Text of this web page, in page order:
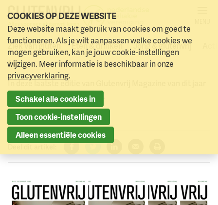
Naar menu Naar hoofdinhoud
Ziek van gluten Eten & drinken Jong & glutenvrij
Glutenvrij Magazine 2025 -
4
In deze laatste editie van Glutenvrij Magazine van dit jaar
duiken we de feestdagen in.
4 december 2025
Facebook
TwitterLinkedInVerzenden
Printen
COOKIES OP DEZE WEBSITE
Deze website maakt gebruik van cookies om goed te
functioneren. Als je wilt aanpassen welke cookies we
mogen gebruiken, kan je jouw cookie-instellingen
wijzigen. Meer informatie is beschikbaar in onze
privacyverklaring.
Schakel alle cookies in
Toon cookie-instellingen
Alleen essentiële cookies